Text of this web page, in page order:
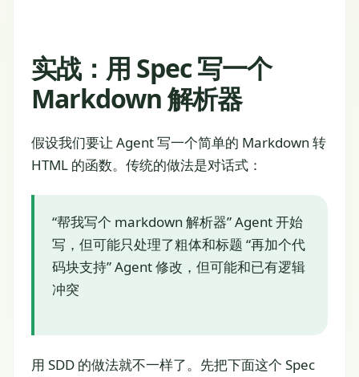
实战：用 Spec 写一个
Markdown 解析器
假设我们要让 Agent 写一个简单的 Markdown 转
HTML 的函数。传统的做法是对话式：
“帮我写个 markdown 解析器” Agent 开始
写，但可能只处理了粗体和标题 “再加个代
码块支持” Agent 修改，但可能和已有逻辑
冲突
用 SDD 的做法就不一样了。先把下面这个 Spec